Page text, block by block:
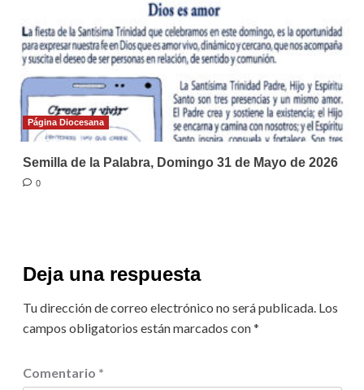
Página Diocesana
Semilla de la Palabra, Domingo 31 de Mayo de 2026
0
Deja una respuesta
Tu dirección de correo electrónico no será publicada. Los
campos obligatorios están marcados con*
Comentario *